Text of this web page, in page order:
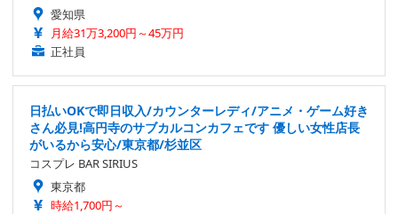
愛知県
月給31万3,200円～45万円
正社員
日払いOKで即日収入/カウンターレディ/アニメ・ゲーム好き
さん必見!高円寺のサブカルコンカフェです 優しい女性店長
がいるから安心/東京都/杉並区
コスプレ BAR SIRIUS
東京都
時給1,700円～